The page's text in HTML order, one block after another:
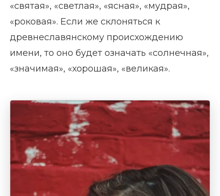
«святая», «светлая», «ясная», «мудрая»,
«роковая». Если же склоняться к
древнеславянскому происхождению
имени, то оно будет означать «солнечная»,
«значимая», «хорошая», «великая».